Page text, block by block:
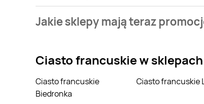
francuskie w sieci Supeco.
Jakie sklepy mają teraz
francuskie.
Ciasto francuskiew sklepach
Ciasto francuskie
Biedronka
Ciasto francuskie